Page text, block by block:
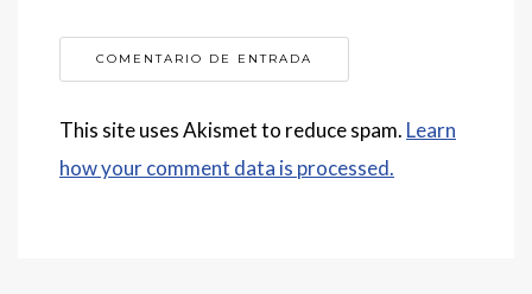
This site uses Akismet to reduce spam. Learn
how your comment data is processed.